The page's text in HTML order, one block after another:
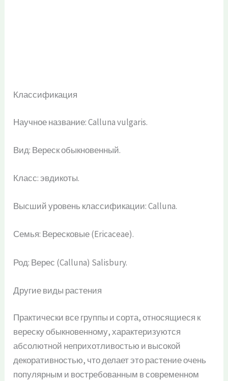
Классификация
Научное название: Calluna vulgaris.
Вид: Вереск обыкновенный.
Класс: эвдикоты.
Высший уровень классификации: Calluna.
Семья: Вересковые (Ericaceae).
Род: Верес (Calluna) Salisbury.
Другие виды растения
Практически все группы и сорта, относящиеся к
вереску обыкновенному, характеризуются
абсолютной неприхотливостью и высокой
декоративностью, что делает это растение очень
популярным и востребованным в современном